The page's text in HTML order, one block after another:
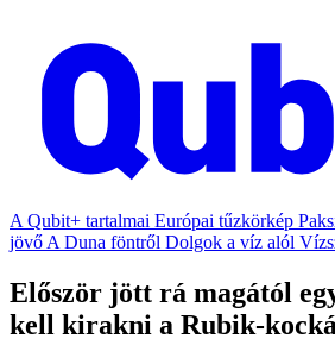
A Qubit+ tartalmai Európai tűzkörkép
jövő A Duna föntről Dolgok a víz alól
Először jött rá magától
kell kirakni a Rubik-